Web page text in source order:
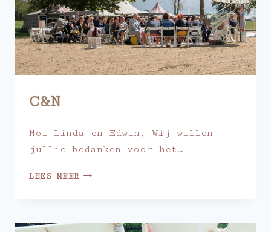
C&N
Hoi Linda en Edwin, Wij willen
jullie bedanken voor het…
LEES MEER C&N